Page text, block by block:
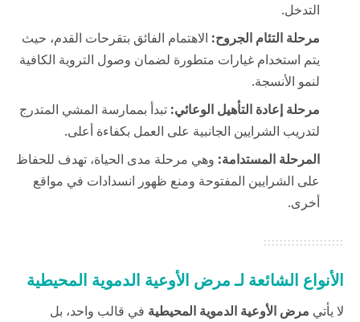
التدخل.
مرحلة التئام الجروح: الاهتمام الفائق بتقرحات القدم، حيث
يتم استخدام غيارات متطورة لضمان وصول التروية الكافية
لنمو الأنسجة.
مرحلة إعادة التأهيل الوعائي: تبدأ بممارسة المشي المتدرج
لتدريب الشرايين الجانبية على العمل بكفاءة أعلى.
المرحلة المستدامة: وهي مرحلة مدى الحياة، تهدف للحفاظ
على الشرايين المفتوحة ومنع ظهور انسدادات في مواقع
أخرى.
الأنواع الشائعة لـ مرض الأوعية الدموية المحيطية
لا يأتي مرض الأوعية الدموية المحيطية في قالب واحد، بل